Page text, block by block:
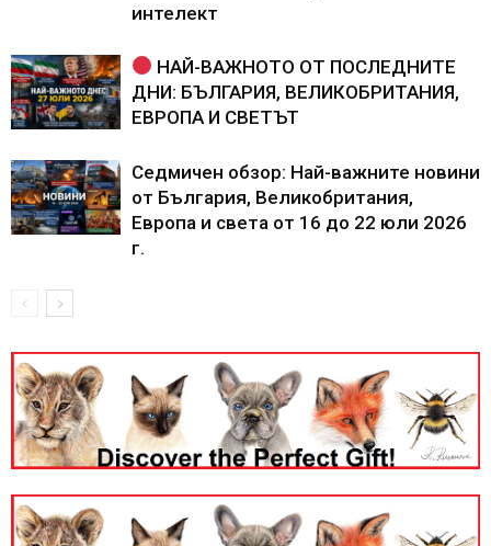
интелект
НАЙ-ВАЖНОТО ОТ ПОСЛЕДНИТЕ
ДНИ: БЪЛГАРИЯ, ВЕЛИКОБРИТАНИЯ,
ЕВРОПА И СВЕТЪТ
Седмичен обзор: Най-важните новини
от България, Великобритания,
Европа и света от 16 до 22 юли 2026
г.